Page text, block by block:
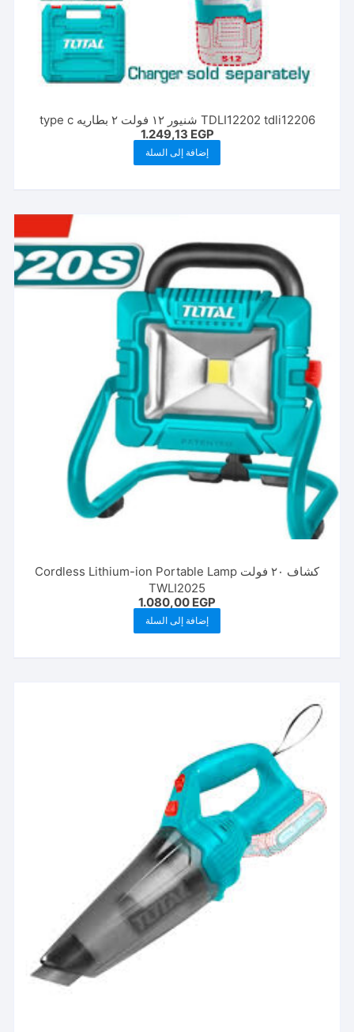
TDLI12202 tdli12206 شنيور ١٢ فولت ٢ بطاريه type c
1.249,13 EGP
إضافة إلى السلة
كشاف ٢٠ فولت Cordless Lithium-ion Portable Lamp
TWLI2025
1.080,00 EGP
إضافة إلى السلة